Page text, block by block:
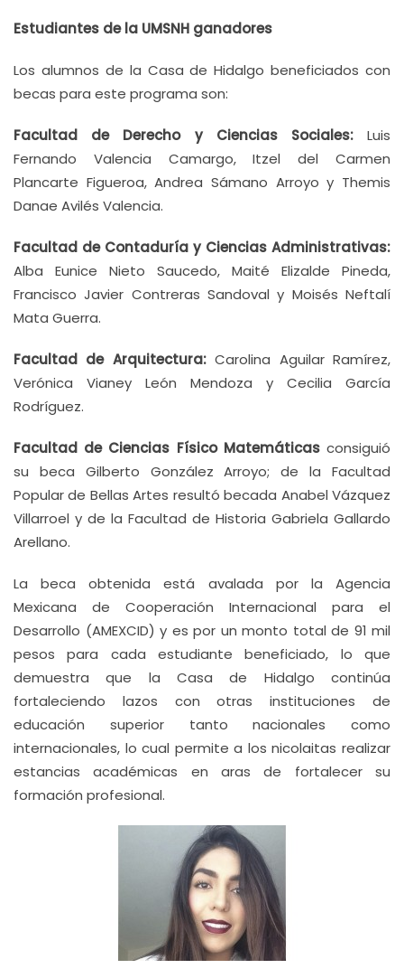
Estudiantes de la UMSNH ganadores
Los alumnos de la Casa de Hidalgo beneficiados con
becas para este programa son:
Facultad de Derecho y Ciencias Sociales:Luis
Fernando Valencia Camargo, Itzel del Carmen
Plancarte Figueroa, Andrea Sámano Arroyo y Themis
Danae Avilés Valencia.
Facultad de Contaduría y Ciencias Administrativas:
Alba Eunice Nieto Saucedo, Maité Elizalde Pineda,
Francisco Javier Contreras Sandoval y Moisés Neftalí
Mata Guerra.
Facultad de Arquitectura:Carolina Aguilar Ramírez,
Verónica Vianey León Mendoza y Cecilia García
Rodríguez.
Facultad de Ciencias Físico Matemáticasconsiguió
su beca Gilberto González Arroyo; de la Facultad
Popular de Bellas Artes resultó becada Anabel Vázquez
Villarroel y de la Facultad de Historia Gabriela Gallardo
Arellano.
La beca obtenida está avalada por la Agencia
Mexicana de Cooperación Internacional para el
Desarrollo (AMEXCID) y es por un monto total de 91 mil
pesos para cada estudiante beneficiado, lo que
demuestra que la Casa de Hidalgo continúa
fortaleciendo lazos con otras instituciones de
educación superior tanto nacionales como
internacionales, lo cual permite a los nicolaitas realizar
estancias académicas en aras de fortalecer su
formación profesional.